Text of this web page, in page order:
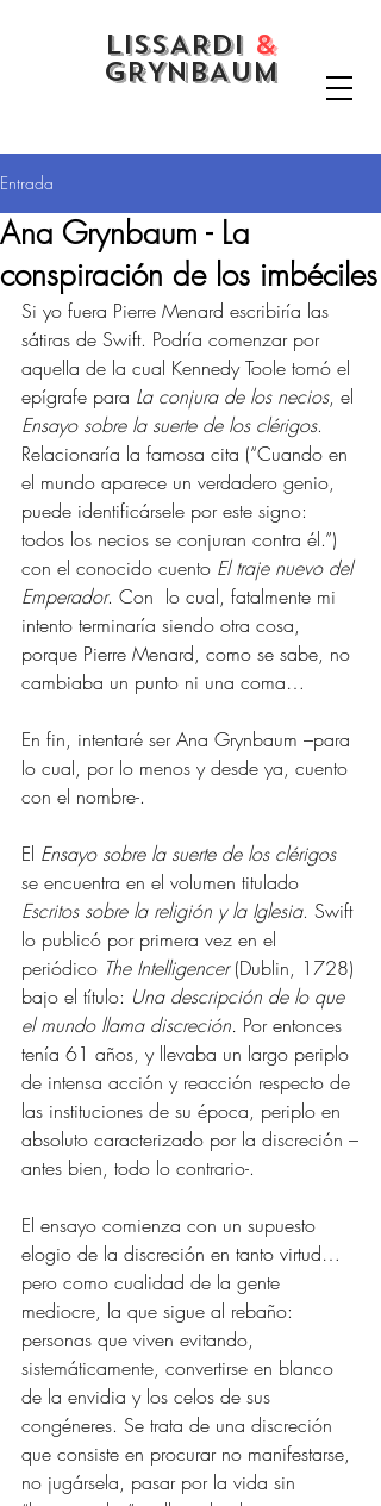
LISSARDI &
GRYNBAUM
Entrada
Ana Grynbaum - La
conspiración de los imbéciles
Si yo fuera Pierre Menard escribiría las
sátiras de Swift. Podría comenzar por
aquella de la cual Kennedy Toole tomó el
epígrafe para La conjura de los necios, el
Ensayo sobre la suerte de los clérigos.
Relacionaría la famosa cita (“Cuando en
el mundo aparece un verdadero genio,
puede identificársele por este signo:
todos los necios se conjuran contra él.”)
con el conocido cuento El traje nuevo del
Emperador. Con  lo cual, fatalmente mi
intento terminaría siendo otra cosa,
porque Pierre Menard, como se sabe, no
cambiaba un punto ni una coma…
En fin, intentaré ser Ana Grynbaum –para
lo cual, por lo menos y desde ya, cuento
con el nombre-.
El Ensayo sobre la suerte de los clérigos
se encuentra en el volumen titulado
Escritos sobre la religión y la Iglesia. Swift
lo publicó por primera vez en el
periódico The Intelligencer (Dublin, 1728)
bajo el título: Una descripción de lo que
el mundo llama discreción. Por entonces
tenía 61 años, y llevaba un largo periplo
de intensa acción y reacción respecto de
las instituciones de su época, periplo en
absoluto caracterizado por la discreción –
antes bien, todo lo contrario-.
El ensayo comienza con un supuesto
elogio de la discreción en tanto virtud…
pero como cualidad de la gente
mediocre, la que sigue al rebaño:
personas que viven evitando,
sistemáticamente, convertirse en blanco
de la envidia y los celos de sus
congéneres. Se trata de una discreción
que consiste en procurar no manifestarse,
no jugársela, pasar por la vida sin